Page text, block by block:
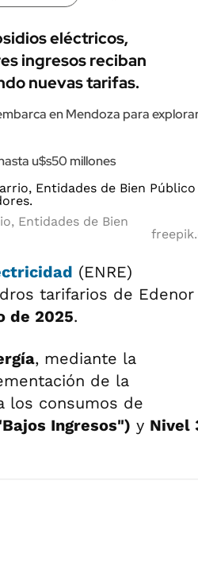
eléctricos,
ingresos reciban
nuevas tarifas.
en Mendoza para
u$s50 millones
Entidades de Bien
(ENRE)
tarifarios de Edenor
de 2025.
, mediante la
de la
los consumos de
Ingresos") y Nivel